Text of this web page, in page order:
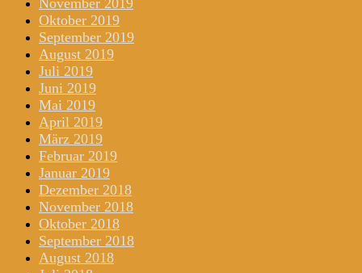
November 2019
Oktober 2019
September 2019
August 2019
Juli 2019
Juni 2019
Mai 2019
April 2019
März 2019
Februar 2019
Januar 2019
Dezember 2018
November 2018
Oktober 2018
September 2018
August 2018